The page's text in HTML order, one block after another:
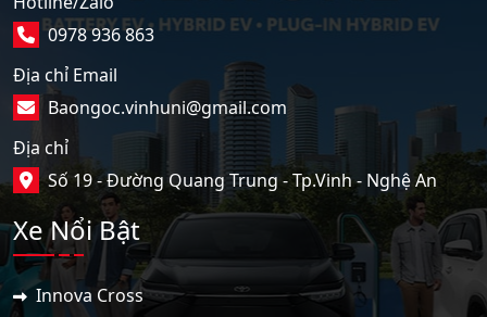
0978 936 863
Địa chỉ Email
Baongoc.vinhuni@gmail.com
Địa chỉ
Số 19 - Đường Quang Trung - Tp.Vinh - Nghệ An
Xe Nổi Bật
Innova Cross